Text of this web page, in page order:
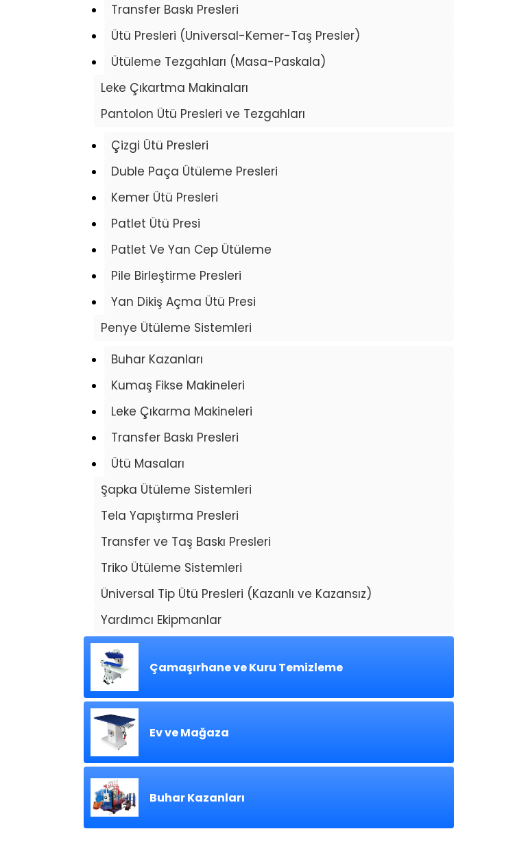
Transfer Baskı Presleri
Ütü Presleri (Universal-Kemer-Taş Presler)
Ütüleme Tezgahları (Masa-Paskala)
Leke Çıkartma Makinaları
Pantolon Ütü Presleri ve Tezgahları
Çizgi Ütü Presleri
Duble Paça Ütüleme Presleri
Kemer Ütü Presleri
Patlet Ütü Presi
Patlet Ve Yan Cep Ütüleme
Pile Birleştirme Presleri
Yan Dikiş Açma Ütü Presi
Penye Ütüleme Sistemleri
Buhar Kazanları
Kumaş Fikse Makineleri
Leke Çıkarma Makineleri
Transfer Baskı Presleri
Ütü Masaları
Şapka Ütüleme Sistemleri
Tela Yapıştırma Presleri
Transfer ve Taş Baskı Presleri
Triko Ütüleme Sistemleri
Üniversal Tip Ütü Presleri (Kazanlı ve Kazansız)
Yardımcı Ekipmanlar
Çamaşırhane ve Kuru Temizleme
Ev ve Mağaza
Buhar Kazanları